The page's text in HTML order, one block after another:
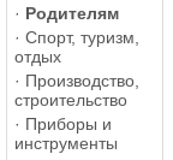
· Родителям
· Спорт, туризм,
отдых
· Производство,
строительство
· Приборы и
инструменты